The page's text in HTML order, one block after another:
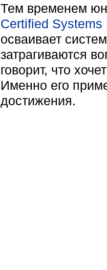
Тем временем
Certified Systems
осваивает
затрагиваются
говорит, что
Именно его
достижения.